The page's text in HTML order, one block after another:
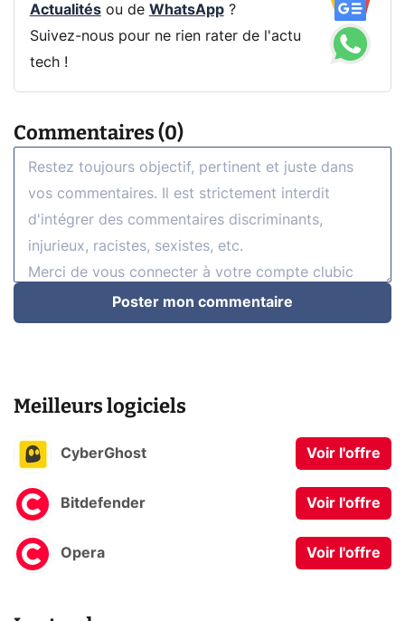
Actualitésou de WhatsApp?
Suivez-nous pour ne rien rater de l'actu
tech !
Commentaires (0)
Poster mon commentaire
Meilleurs logiciels
CyberGhost Voir l'offre
Bitdefender Voir l'offre
Opera Voir l'offre